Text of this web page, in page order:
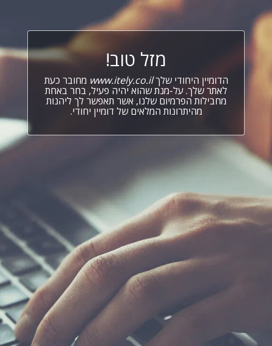
מזל טוב!
הדומיין היחודי שלךwww.itely.co.il מחובר כעת
לאתר שלך. על-מנת שהוא יהיה פעיל, בחר באחת
מחבילות הפרמיום שלנו, אשר תאפשר לך ליהנות
מהיתרונות המלאים של דומיין יחודי.